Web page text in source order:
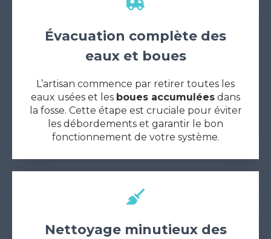
Évacuation complète des
eaux et boues
L’artisan commence par retirer toutes les
eaux usées et les boues accumulées dans
la fosse. Cette étape est cruciale pour éviter
les débordements et garantir le bon
fonctionnement de votre système.
Nettoyage minutieux des